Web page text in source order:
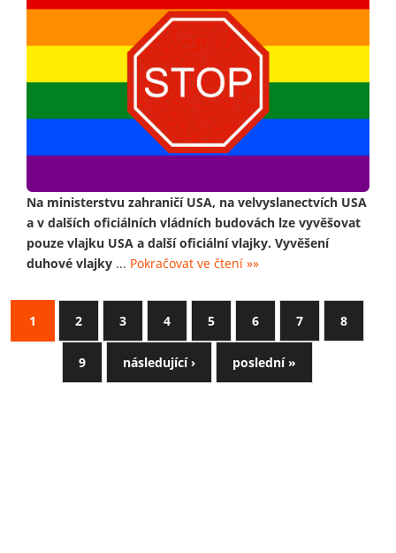
Na ministerstvu zahraničí USA, na velvyslanectvích USA
a v dalších oficiálních vládních budovách lze vyvěšovat
pouze vlajku USA a další oficiální vlajky. Vyvěšení
duhové vlajky ... Pokračovat ve čtení »»
1 2 3 4 5 6 7 8
9 následující › poslední »